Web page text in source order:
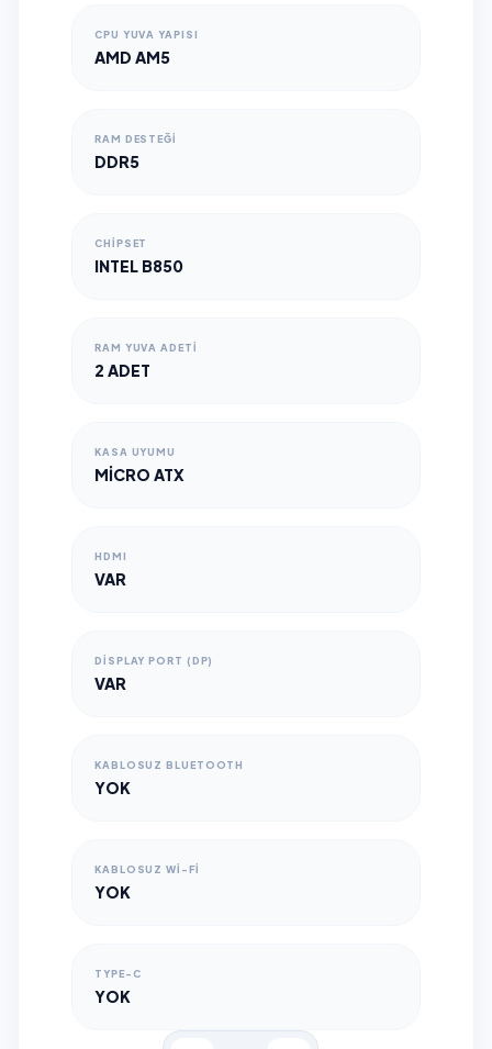
CPU YUVA YAPISI
AMD AM5
RAM DESTEĞI
DDR5
CHIPSET
INTEL B850
RAM YUVA ADETI
2 ADET
KASA UYUMU
MICRO ATX
HDMI
VAR
DISPLAY PORT (DP)
VAR
KABLOSUZ BLUETOOTH
YOK
KABLOSUZ WI-FI
YOK
TYPE-C
YOK